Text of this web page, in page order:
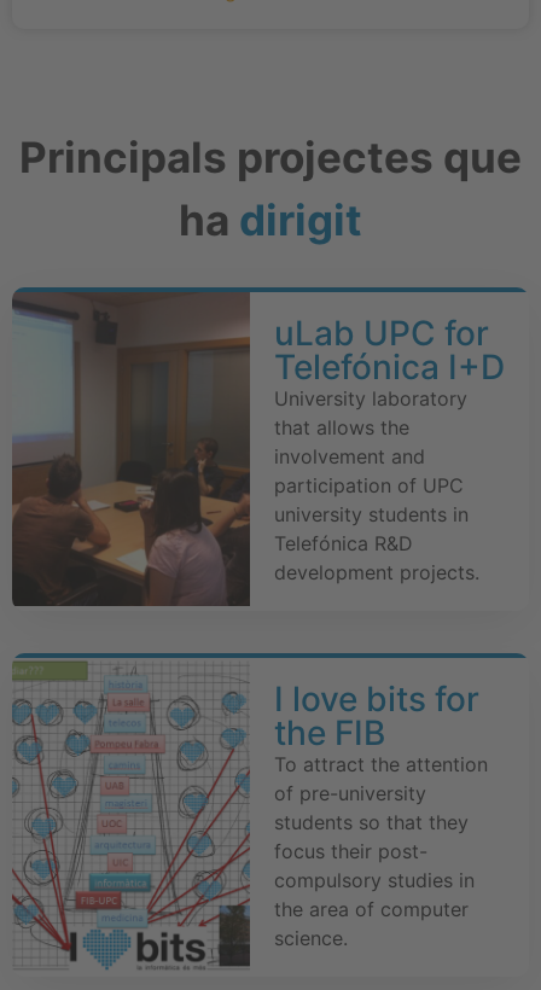
Principals projectes que
ha dirigit
uLab UPC for
Telefónica I+D
University laboratory
that allows the
involvement and
participation of UPC
university students in
Telefónica R&D
development projects.
I love bits for
the FIB
To attract the attention
of pre-university
students so that they
focus their post-
compulsory studies in
the area of computer
science.